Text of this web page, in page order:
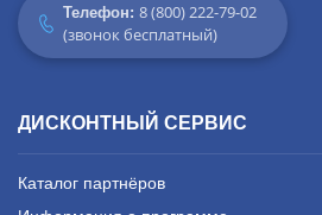
Телефон: 8 (800) 222-79-02
(звонок бесплатный)
ДИСКОНТНЫЙ СЕРВИС
Каталог партнёров